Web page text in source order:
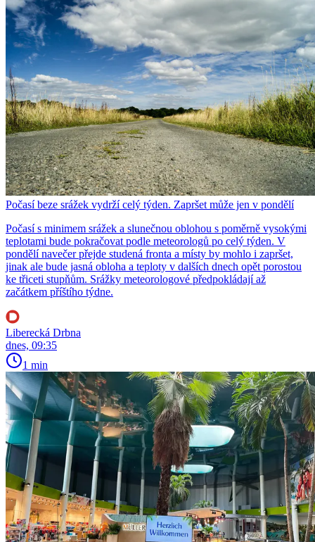
Počasí beze srážek vydrží celý týden. Zapršet může jen v pondělí
Počasí s minimem srážek a slunečnou oblohou s poměrně vysokými
teplotami bude pokračovat podle meteorologů po celý týden. V
pondělí navečer přejde studená fronta a místy by mohlo i zapršet,
jinak ale bude jasná obloha a teploty v dalších dnech opět porostou
ke třiceti stupňům. Srážky meteorologové předpokládají až
začátkem příštího týdne.
Liberecká Drbna
dnes, 09:35
1 min